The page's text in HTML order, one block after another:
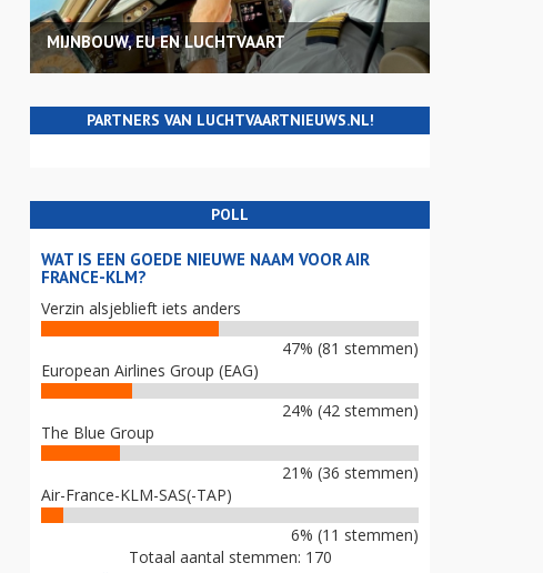
MIJNBOUW, EU EN LUCHTVAART
PARTNERS VAN LUCHTVAARTNIEUWS.NL!
POLL
WAT IS EEN GOEDE NIEUWE NAAM VOOR AIR
FRANCE-KLM?
Verzin alsjeblieft iets anders
47% (81 stemmen)
European Airlines Group (EAG)
24% (42 stemmen)
The Blue Group
21% (36 stemmen)
Air-France-KLM-SAS(-TAP)
6% (11 stemmen)
Totaal aantal stemmen: 170